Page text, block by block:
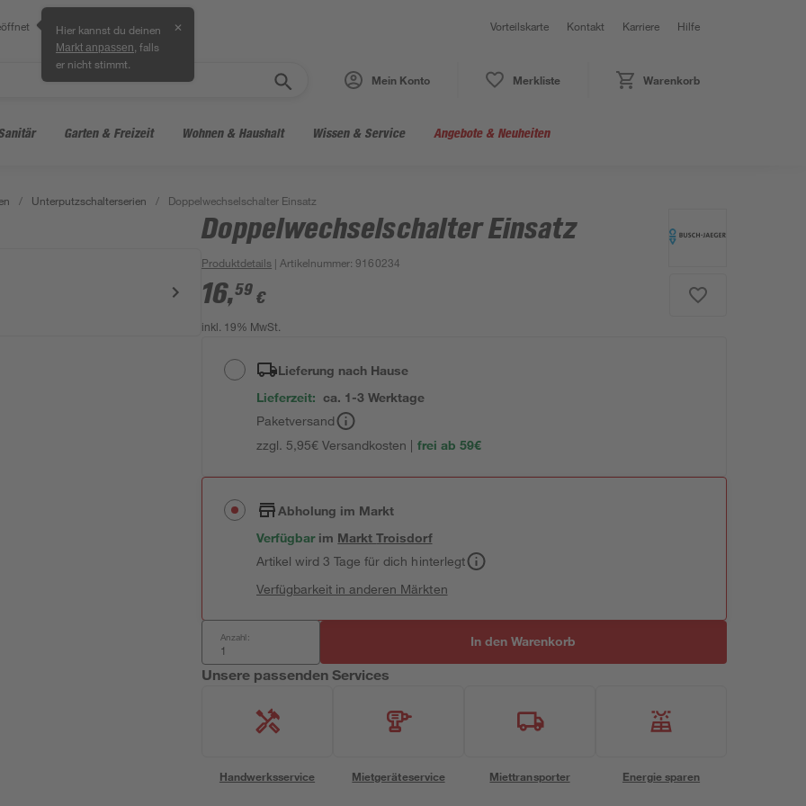
Hier kannst du deinen
Markt anpassen , falls
er nicht stimmt.
✕ Vorteilskarte Kontakt Karriere Hilfe
Mein Konto Merkliste Warenkorb
Garten & Freizeit Wohnen & Haushalt Wissen & Service Angebote & Neuheiten
/ Unterputzschalterserien / Doppelwechselschalter Einsatz
Doppelwechselschalter Einsatz
Produktdetails | Artikelnummer:9160234
16,59 €
inkl. 19% MwSt.
Lieferung nach Hause
Lieferzeit: ca. 1-3 Werktage
Paketversand
zzgl. 5,95€ Versandkosten | frei ab 59€
Abholung im Markt
Verfügbar im MarktTroisdorf
Artikel wird 3 Tage für dich hinterlegt
Verfügbarkeit in anderen Märkten
Anzahl: In den Warenkorb
Unsere passenden Services
Handwerksservice Mietgeräteservice Miettransporter Energie sparen